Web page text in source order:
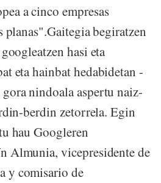
a cinco empresas
planas".Gaitegia begiratzen
hasi eta
eta hainbat hedabidetan -
nindoala aspertu naiz-
berdin zetorrela. Egin
hau Googleren
Almunia, vicepresidente de
y comisario de